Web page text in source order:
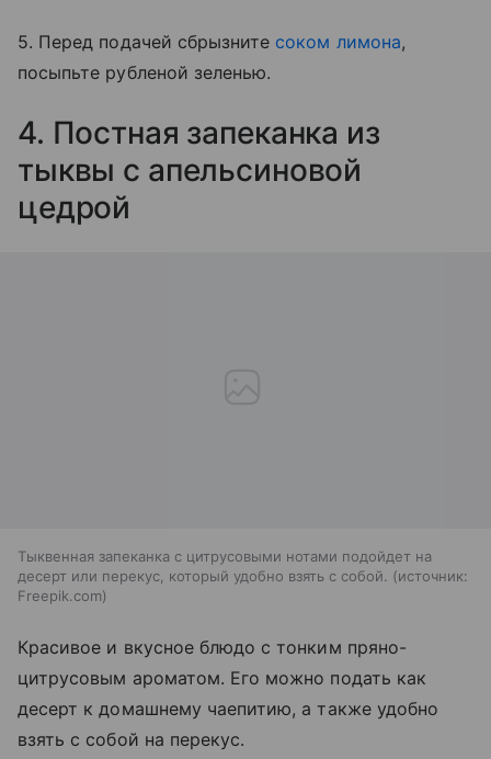
5. Перед подачей сбрызните соком лимона,
посыпьте рубленой зеленью.
4. Постная запеканка из
тыквы с апельсиновой
цедрой
Тыквенная запеканка с цитрусовыми нотами подойдет на
десерт или перекус, который удобно взять с собой.
источник:
Freepik.com
Красивое и вкусное блюдо с тонким пряно-
цитрусовым ароматом. Его можно подать как
десерт к домашнему чаепитию, а также удобно
взять с собой на перекус.